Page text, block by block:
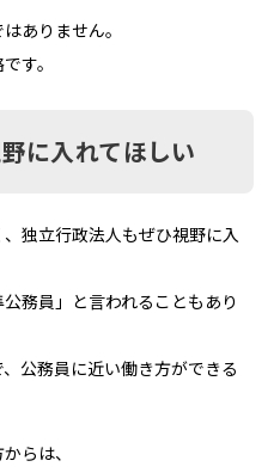
ありません。
す。
に入れてほしい
独立行政法人もぜひ視野に入
務員」と言われることもあり
公務員に近い働き方ができる
らは、